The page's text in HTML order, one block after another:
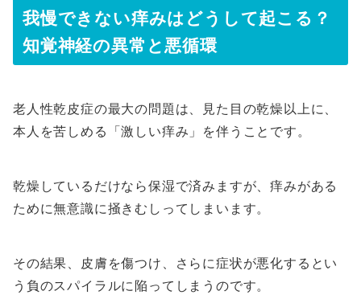
我慢できない痒みはどうして起こる？
知覚神経の異常と悪循環
老人性乾皮症の最大の問題は、見た目の乾燥以上に、
本人を苦しめる「激しい痒み」を伴うことです。
乾燥しているだけなら保湿で済みますが、痒みがある
ために無意識に掻きむしってしまいます。
その結果、皮膚を傷つけ、さらに症状が悪化するとい
う負のスパイラルに陥ってしまうのです。